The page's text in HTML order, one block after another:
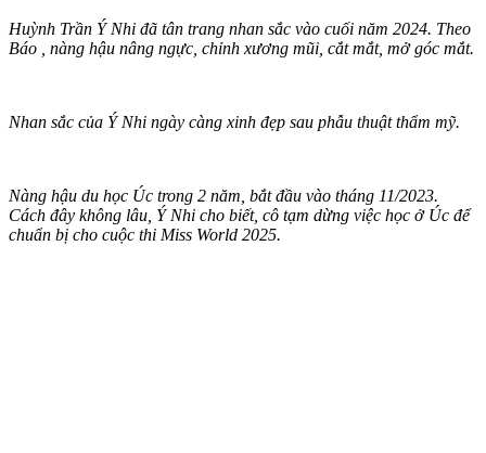
Huỳnh Trần Ý Nhi đã tân trang nhan sắc vào cuối năm 2024. Theo
Báo , nàng hậu nâng ngực, chỉnh xương mũi, cắt mắt, mở góc mắt.
Nhan sắc của Ý Nhi ngày càng xinh đẹp sau phẫu thuật thẩm mỹ.
Nàng hậu du học Úc trong 2 năm, bắt đầu vào tháng 11/2023.
Cách đây không lâu, Ý Nhi cho biết, cô tạm dừng việc học ở Úc để
chuẩn bị cho cuộc thi Miss World 2025.